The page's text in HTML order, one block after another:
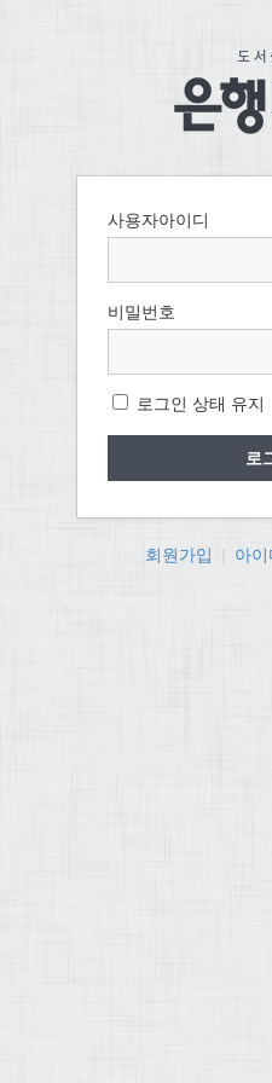
사용자아이디
비밀번호
로그인 상태 유지
회원가입 아